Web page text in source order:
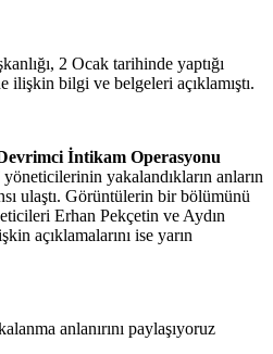
2 Ocak tarihinde yaptığı
ilişkin bilgi ve belgeleri açıklamıştı.
İntikam Operasyonu
yakalandıkların anların
ulaştı. Görüntülerin bir bölümünü
Erhan Pekçetin ve Aydın
açıklamalarını ise yarın
anlanırını paylaşıyoruz